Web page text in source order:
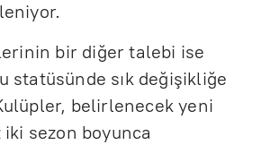
bir diğer talebi ise
statüsünde sık değişikliğe
belirlenecek yeni
sezon boyunca